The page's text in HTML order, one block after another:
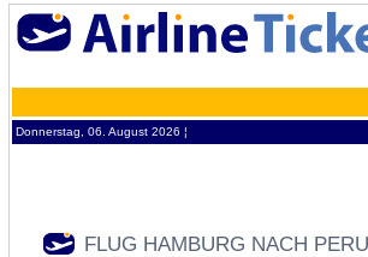
Donnerstag, 06. August 2026 ¦
FLUG HAMBURG NACH